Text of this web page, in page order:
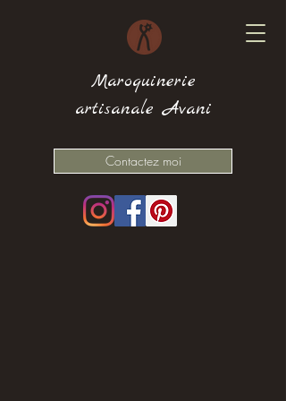
Maroquinerie
artisanale Avani
Contactez moi